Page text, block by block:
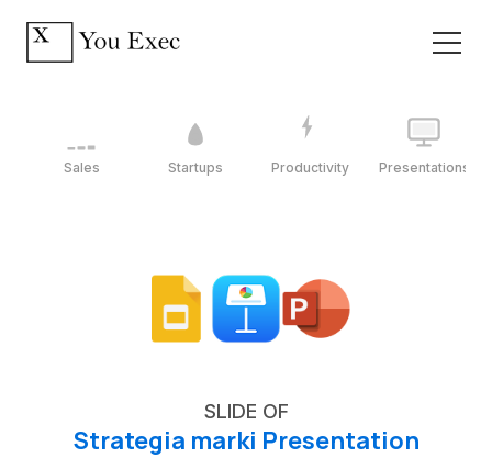
Sales Startups Productivity Presentations
SLIDE OF
Strategia marki Presentation